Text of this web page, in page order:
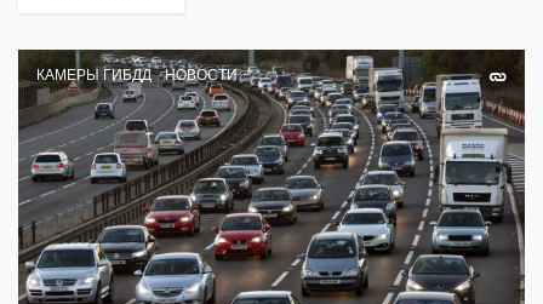
КАМЕРЫ ГИБДД НОВОСТИ